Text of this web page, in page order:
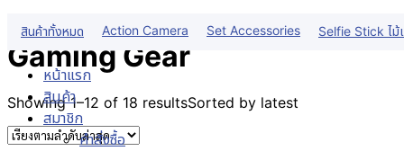
สินค้าทั้งหมด Action Camera Set Accessories Selfie Stick ไม้
หน้าแรก
สินค้า
สมาชิก
คำสั่งซื้อ
Gaming Gear
Showing 1–12 of 18 resultsSorted by latest